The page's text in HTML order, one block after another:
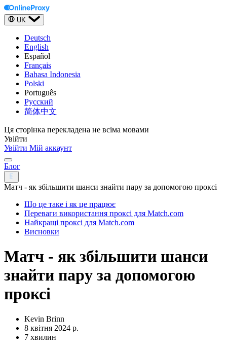
UK
Deutsch
English
Español
Français
Bahasa Indonesia
Polski
Português
Русский
简体中文
Ця сторінка перекладена не всіма мовами
Увійти
Увійти Мій аккаунт
Блог
Матч - як збільшити шанси знайти пару за допомогою проксі
Що це таке і як це працює
Переваги використання проксі для Match.com
Найкращі проксі для Match.com
Висновки
Матч - як збільшити шанси
знайти пару за допомогою
проксі
Kevin Brinn
8 квітня 2024 р.
7 хвилин